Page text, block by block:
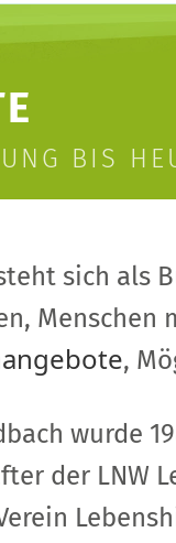
BIS
sich als
,
wurde
der LNW